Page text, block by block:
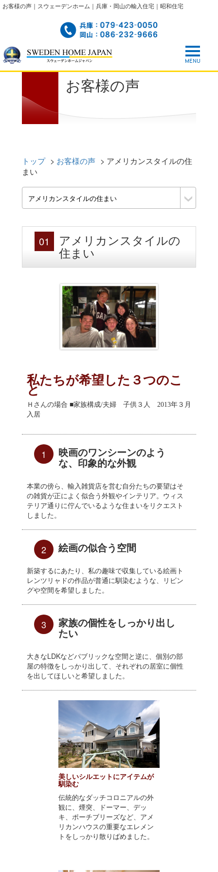
お客様の声｜スウェーデンホーム｜兵庫・岡山の輸入住宅｜昭和住宅
お客様の声
トップ > お客様の声 > アメリカンスタイルの住
まい
01
アメリカンスタイルの
住まい
私たちが希望した３つのこ
と
Ｈさんの場合 ■家族構成/夫婦 子供３人 2013年３月
入居
1
映画のワンシーンのよう
な、印象的な外観
本業の傍ら、輸入雑貨店を営む自分たちの要望はそ
の雑貨が正によく似合う外観やインテリア。ウィス
テリア通りに佇んでいるような住まいをリクエスト
しました。
2 絵画の似合う空間
新築するにあたり、私の趣味で収集している絵画ト
レンツリャドの作品が普通に馴染むような、リビン
グや空間を希望しました。
3
家族の個性をしっかり出し
たい
大きなLDKなどパブリックな空間と逆に、個別の部
屋の特徴をしっかり出して、それぞれの居室に個性
を出してほしいと希望しました。
美しいシルエットにアイテムが
馴染む
伝統的なダッチコロニアルの外
観に、煙突、ドーマー、デッ
キ、ポーチブリーズなど、アメ
リカンハウスの重要なエレメン
トをしっかり散りばめました。